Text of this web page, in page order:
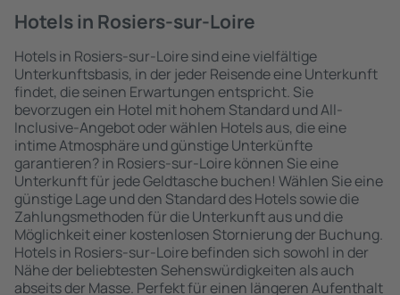
Hotels in Rosiers-sur-Loire
Hotels in Rosiers-sur-Loire sind eine vielfältige
Unterkunftsbasis, in der jeder Reisende eine Unterkunft
findet, die seinen Erwartungen entspricht. Sie
bevorzugen ein Hotel mit hohem Standard und All-
Inclusive-Angebot oder wählen Hotels aus, die eine
intime Atmosphäre und günstige Unterkünfte
garantieren? in Rosiers-sur-Loire können Sie eine
Unterkunft für jede Geldtasche buchen! Wählen Sie eine
günstige Lage und den Standard des Hotels sowie die
Zahlungsmethoden für die Unterkunft aus und die
Möglichkeit einer kostenlosen Stornierung der Buchung.
Hotels in Rosiers-sur-Loire befinden sich sowohl in der
Nähe der beliebtesten Sehenswürdigkeiten als auch
abseits der Masse. Perfekt für einen längeren Aufenthalt